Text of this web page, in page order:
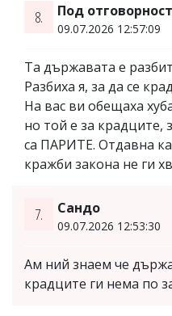
8. Под
09.07.2026 12:57:09
Та държавата е
Разбиха я, за да се
На вас ви обещаха
но той е за крадците,
са ПАРИТЕ. Отдавна
кражби закона не ги
7. Сандо
09.07.2026 12:53:30
Ам ний знаем че
крадците ги нема по